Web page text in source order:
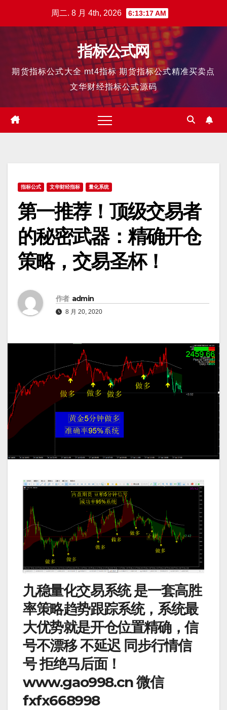
周二. 8 月 4th, 2026 6:13:18 AM
指标公式网
期货指标公式大全 mt4指标 期货指标公式精准买卖点
文华财经指标公式源码
指标公式 文华财经指标 量化系统
第一推荐！顶级交易者
的秘密武器：精确开仓
策略，交易圣杯！
作者 admin
8 月 20, 2020
九稳量化交易系统 是一套高胜
率策略趋势跟踪系统，系统最
大优势就是开仓位置精确，信
号不漂移 不延迟 同步行情信
号 拒绝马后面！
www.gao998.cn 微信
fxfx668998